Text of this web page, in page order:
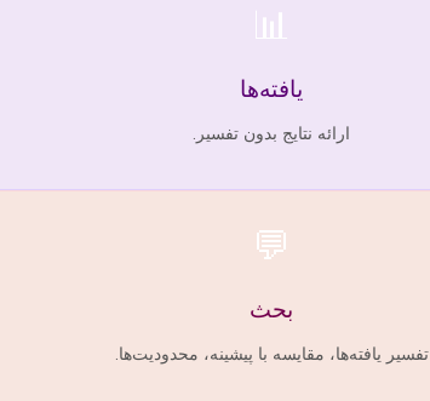
📊
یافته‌ها
ارائه نتایج بدون تفسیر.
💬
بحث
تفسیر یافته‌ها، مقایسه با پیشینه، محدودیت‌ها.